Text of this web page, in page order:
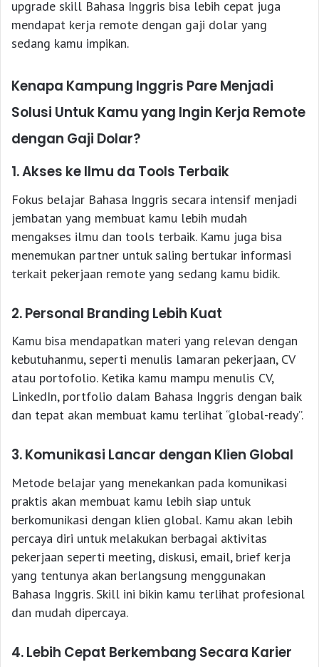
upgrade skill Bahasa Inggris bisa lebih cepat juga
mendapat kerja remote dengan gaji dolar yang
sedang kamu impikan.
Kenapa Kampung Inggris Pare Menjadi
Solusi Untuk Kamu yang Ingin Kerja Remote
dengan Gaji Dolar?
1. Akses ke Ilmu da Tools Terbaik
Fokus belajar Bahasa Inggris secara intensif menjadi
jembatan yang membuat kamu lebih mudah
mengakses ilmu dan tools terbaik. Kamu juga bisa
menemukan partner untuk saling bertukar informasi
terkait pekerjaan remote yang sedang kamu bidik.
2. Personal Branding Lebih Kuat
Kamu bisa mendapatkan materi yang relevan dengan
kebutuhanmu, seperti menulis lamaran pekerjaan, CV
atau portofolio. Ketika kamu mampu menulis CV,
LinkedIn, portfolio dalam Bahasa Inggris dengan baik
dan tepat akan membuat kamu terlihat “global-ready”.
3. Komunikasi Lancar dengan Klien Global
Metode belajar yang menekankan pada komunikasi
praktis akan membuat kamu lebih siap untuk
berkomunikasi dengan klien global. Kamu akan lebih
percaya diri untuk melakukan berbagai aktivitas
pekerjaan seperti meeting, diskusi, email, brief kerja
yang tentunya akan berlangsung menggunakan
Bahasa Inggris. Skill ini bikin kamu terlihat profesional
dan mudah dipercaya.
4. Lebih Cepat Berkembang Secara Karier